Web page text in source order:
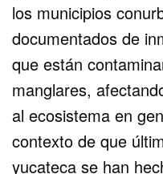
los municipios
documentados de
que están
manglares,
al ecosistema en
contexto de que
yucateca se han